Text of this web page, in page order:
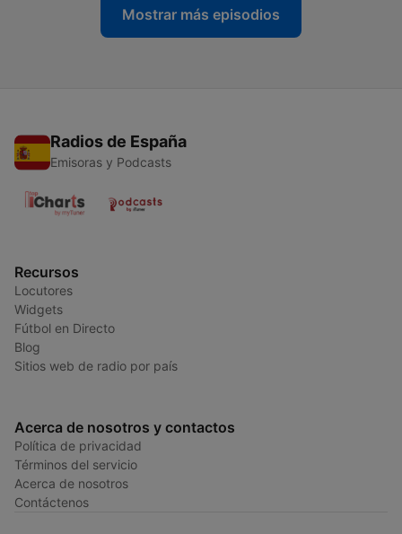
Mostrar más episodios
Radios de España
Emisoras y Podcasts
Recursos
Locutores
Widgets
Fútbol en Directo
Blog
Sitios web de radio por país
Acerca de nosotros y contactos
Política de privacidad
Términos del servicio
Acerca de nosotros
Contáctenos